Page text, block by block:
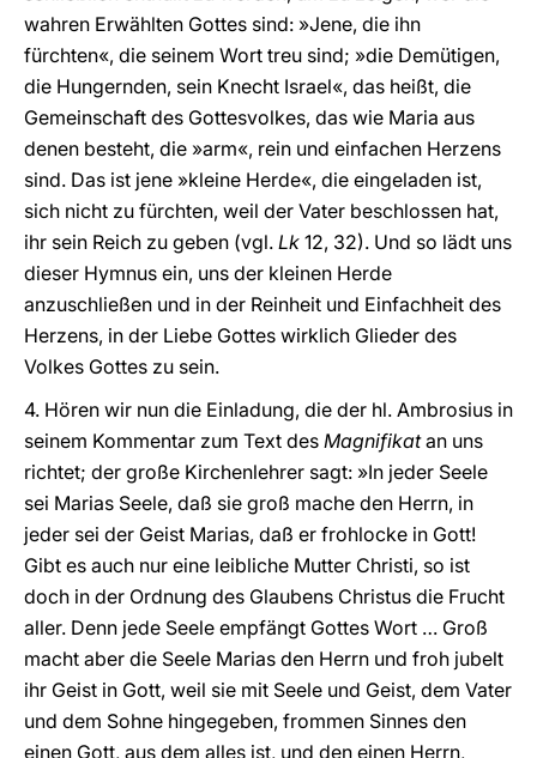
wahren Erwählten Gottes sind: »Jene, die ihn
fürchten«, die seinem Wort treu sind; »die Demütigen,
die Hungernden, sein Knecht Israel«, das heißt, die
Gemeinschaft des Gottesvolkes, das wie Maria aus
denen besteht, die »arm«, rein und einfachen Herzens
sind. Das ist jene »kleine Herde«, die eingeladen ist,
sich nicht zu fürchten, weil der Vater beschlossen hat,
ihr sein Reich zu geben (vgl. Lk 12, 32). Und so lädt uns
dieser Hymnus ein, uns der kleinen Herde
anzuschließen und in der Reinheit und Einfachheit des
Herzens, in der Liebe Gottes wirklich Glieder des
Volkes Gottes zu sein.
4. Hören wir nun die Einladung, die der hl. Ambrosius in
seinem Kommentar zum Text des Magnifikatan uns
richtet; der große Kirchenlehrer sagt: »In jeder Seele
sei Marias Seele, daß sie groß mache den Herrn, in
jeder sei der Geist Marias, daß er frohlocke in Gott!
Gibt es auch nur eine leibliche Mutter Christi, so ist
doch in der Ordnung des Glaubens Christus die Frucht
aller. Denn jede Seele empfängt Gottes Wort … Groß
macht aber die Seele Marias den Herrn und froh jubelt
ihr Geist in Gott, weil sie mit Seele und Geist, dem Vater
und dem Sohne hingegeben, frommen Sinnes den
einen Gott, aus dem alles ist, und den einen Herrn,